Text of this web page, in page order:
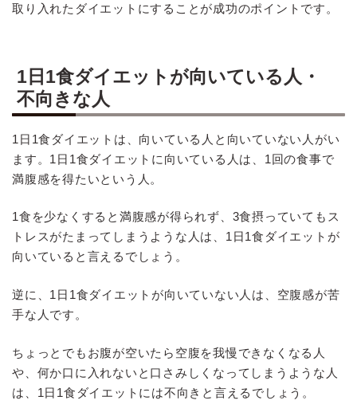
取り入れたダイエットにすることが成功のポイントです。
1日1食ダイエットが向いている人・
不向きな人
1日1食ダイエットは、向いている人と向いていない人がい
ます。1日1食ダイエットに向いている人は、1回の食事で
満腹感を得たいという人。
1食を少なくすると満腹感が得られず、3食摂っていてもス
トレスがたまってしまうような人は、1日1食ダイエットが
向いていると言えるでしょう。
逆に、1日1食ダイエットが向いていない人は、空腹感が苦
手な人です。
ちょっとでもお腹が空いたら空腹を我慢できなくなる人
や、何か口に入れないと口さみしくなってしまうような人
は、1日1食ダイエットには不向きと言えるでしょう。